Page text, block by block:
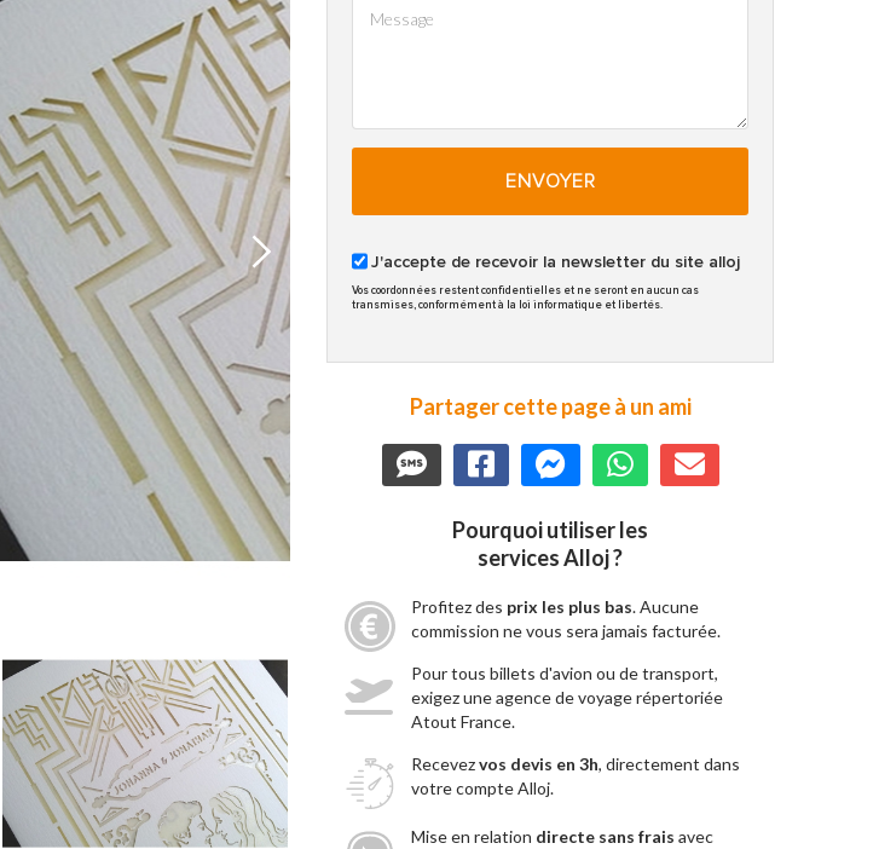
ENVOYER
J'accepte de recevoir la newsletter du site alloj
Vos coordonnées restent confidentielles et ne seront en aucun cas
transmises, conformément à la loi informatique et libertés.
Partager cette page à un ami
Pourquoi utiliser les
services Alloj ?
Profitez des prix les plus bas. Aucune
commission ne vous sera jamais facturée.
Pour tous billets d'avion ou de transport,
exigez une agence de voyage répertoriée
Atout France.
Recevezvos devis en 3h, directement dans
votre compte Alloj.
Mise en relation directe sans frais avec